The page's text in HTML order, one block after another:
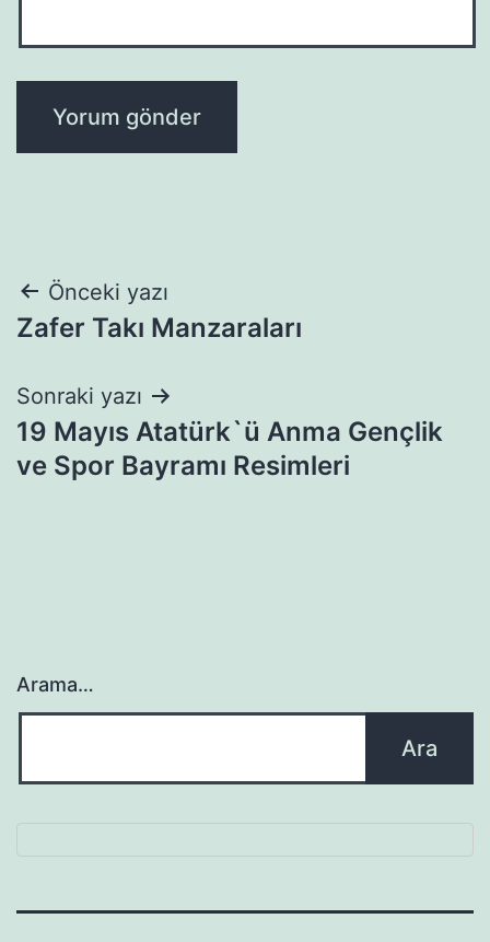
Yazı
gezinmesi
Önceki yazı
Zafer Takı Manzaraları
Sonraki yazı
19 Mayıs Atatürk`ü Anma Gençlik
ve Spor Bayramı Resimleri
Arama…